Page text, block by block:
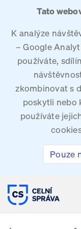
Tato
K analýze
– Google
používáte,
zkombinovat s
poskytli nebo
používáte
Pouze